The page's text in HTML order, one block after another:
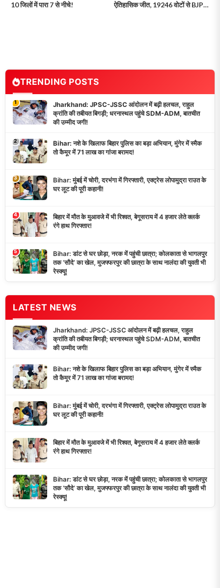
10 जिलों में पारा 7 से नीचे!
ऐतिहासिक जीत, 19246 वोटों से BJP
TRENDING POSTS
1
Jharkhand: JPSC-JSSC आंदोलन में बढ़ी हलचल, राहुल
क्रांति की तबीयत बिगड़ी; धरनास्थल पहुंचे SDM-ADM, बातचीत
की उम्मीद जगी!
2
Bihar: नशे के खिलाफ बिहार पुलिस का बड़ा अभियान, मुंगेर में स्मैक
तो कैमूर में 71 लाख का गांजा बरामद!
3
Bihar: मुंबई में चोरी, दरभंगा में गिरफ्तारी, एक्ट्रेस लोपामुद्रा राउत के
घर लूट की पूरी कहानी!
4
बिहार में मौत के मुआवजे में भी रिश्वत, बेगूसराय में 4 हजार लेते क्लर्क
रंगे हाथ गिरफ्तार!
5
Bihar: डांट से घर छोड़ा, नरक में पहुंची छात्रा; कोलकाता से भागलपुर
तक ‘सौदे’ का खेल, मुजफ्फरपुर की छात्रा के साथ नालंदा की युवती भी
रेस्क्यू!
LATEST NEWS
Jharkhand: JPSC-JSSC आंदोलन में बढ़ी हलचल, राहुल
क्रांति की तबीयत बिगड़ी; धरनास्थल पहुंचे SDM-ADM, बातचीत
की उम्मीद जगी!
Bihar: नशे के खिलाफ बिहार पुलिस का बड़ा अभियान, मुंगेर में स्मैक
तो कैमूर में 71 लाख का गांजा बरामद!
Bihar: मुंबई में चोरी, दरभंगा में गिरफ्तारी, एक्ट्रेस लोपामुद्रा राउत के
घर लूट की पूरी कहानी!
बिहार में मौत के मुआवजे में भी रिश्वत, बेगूसराय में 4 हजार लेते क्लर्क
रंगे हाथ गिरफ्तार!
Bihar: डांट से घर छोड़ा, नरक में पहुंची छात्रा; कोलकाता से भागलपुर
तक ‘सौदे’ का खेल, मुजफ्फरपुर की छात्रा के साथ नालंदा की युवती भी
रेस्क्यू!